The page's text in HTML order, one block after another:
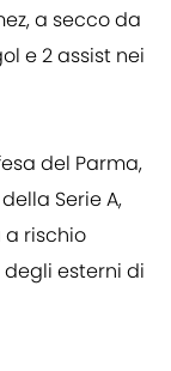
a secco da
e 2 assist nei
del Parma,
Serie A,
a rischio
esterni di